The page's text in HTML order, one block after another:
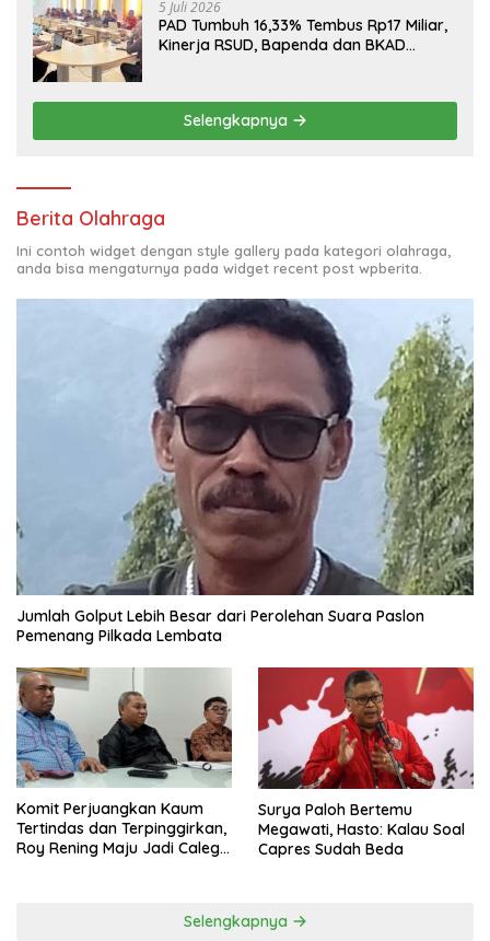
5 Juli 2026
PAD Tumbuh 16,33% Tembus Rp17 Miliar,
Kinerja RSUD, Bapenda dan BKAD
Selengkapnya
Berita Olahraga
Ini contoh widget dengan style gallery pada kategori olahraga,
anda bisa mengaturnya pada widget recent post wpberita.
Jumlah Golput Lebih Besar dari Perolehan Suara Paslon
Pemenang Pilkada Lembata
Komit Perjuangkan Kaum
Tertindas dan Terpinggirkan,
Roy Rening Maju Jadi Caleg
Surya Paloh Bertemu
Megawati, Hasto: Kalau Soal
Capres Sudah Beda
Selengkapnya